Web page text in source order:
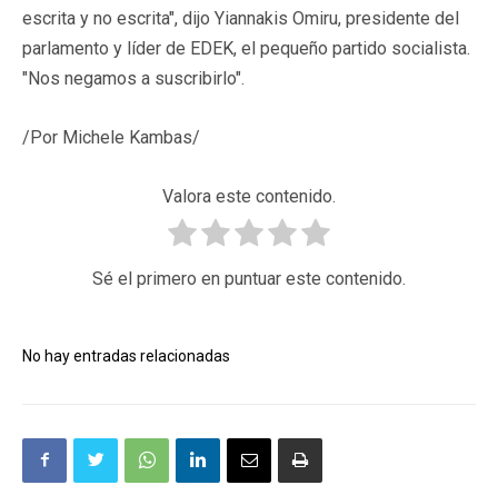
escrita y no escrita", dijo Yiannakis Omiru, presidente del
parlamento y líder de EDEK, el pequeño partido socialista.
"Nos negamos a suscribirlo".
/Por Michele Kambas/
Valora este contenido.
Sé el primero en puntuar este contenido.
No hay entradas relacionadas